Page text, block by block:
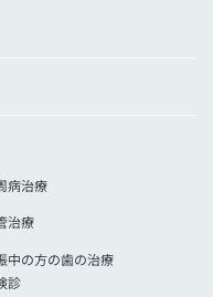
病治療
治療
中の方の歯の治療
診